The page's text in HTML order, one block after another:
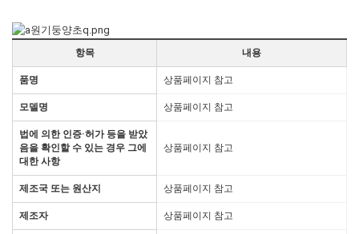
항목 내용
품명 상품페이지 참고
모델명 상품페이지 참고
법에 의한 인증·허가 등을 받았
음을 확인할 수 있는 경우 그에
대한 사항
상품페이지 참고
제조국 또는 원산지 상품페이지 참고
제조자 상품페이지 참고